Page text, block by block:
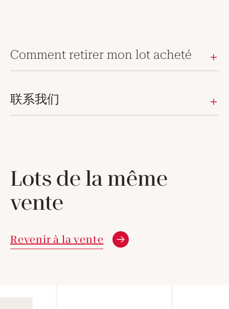
Comment retirer mon lot acheté
联系我们
Lots de la même
vente
Revenir à la vente